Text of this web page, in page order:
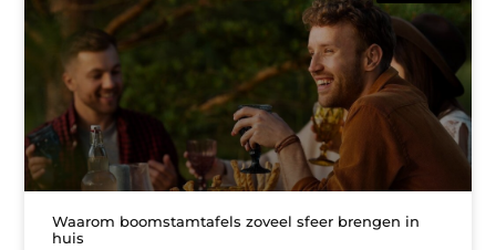
Waarom boomstamtafels zoveel sfeer brengen in
huis